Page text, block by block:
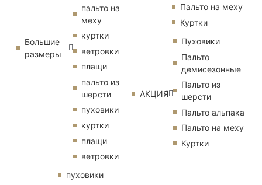
Большие
размеры
пальто на
меху
куртки
ветровки
плащи
пальто из
шерсти
пуховики
куртки
плащи
ветровки
пуховики
Пальто на меху
Куртки
АКЦИЯ
Пуховики
Пальто
демисезонные
Пальто из
шерсти
Пальто альпака
Пальто на меху
Куртки